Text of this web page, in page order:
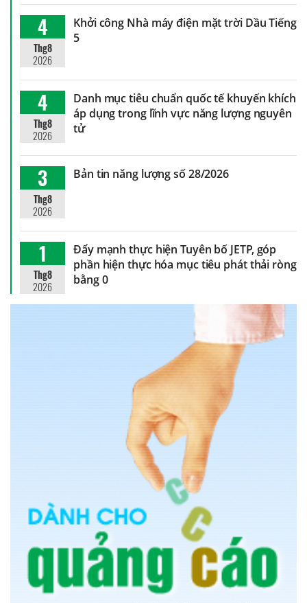
4
Thg8
2026
Khởi công Nhà máy điện mặt trời Dầu Tiếng
5
4
Thg8
2026
Danh mục tiêu chuẩn quốc tế khuyến khích
áp dụng trong lĩnh vực năng lượng nguyên
tử
3
Thg8
2026
Bản tin năng lượng số 28/2026
1
Thg8
2026
Đẩy mạnh thực hiện Tuyên bố JETP, góp
phần hiện thực hóa mục tiêu phát thải ròng
bằng 0